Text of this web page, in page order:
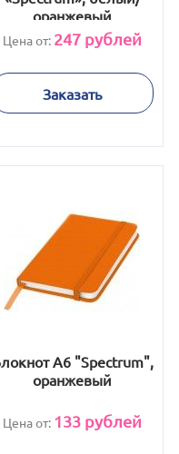
оранжевый
Цена от: 247 рублей
Заказать
А6 "Spectrum",
оранжевый
Цена от: 133 рублей